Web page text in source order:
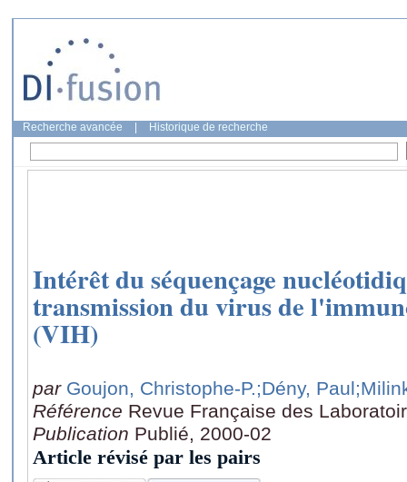
Recherche avancée Historique de recherche
Intérêt du séquençage
transmission du virus de
(VIH)
par Goujon, Christophe-P.;Dény, Paul
Référence Revue Française des
Publication Publié, 2000-02
Article révisé par les pairs